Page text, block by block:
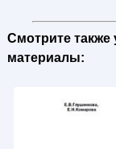
Смотрите также
материалы: